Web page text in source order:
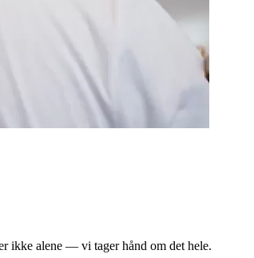
ikke alene — vi tager hånd om det hele.